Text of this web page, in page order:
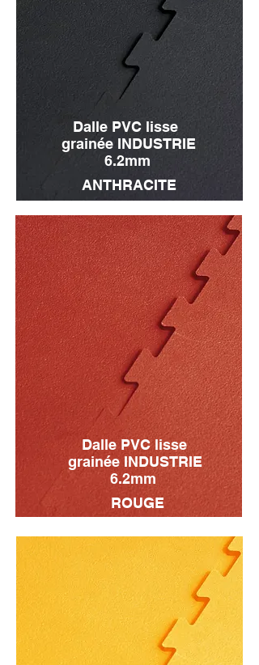
Dalle PVC lisse
grainée INDUSTRIE
6.2mm
ANTHRACITE
Dalle PVC lisse
grainée INDUSTRIE
6.2mm
ROUGE